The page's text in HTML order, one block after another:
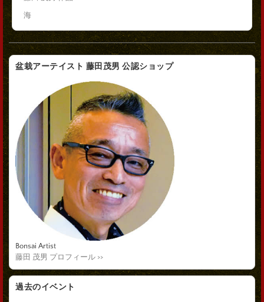
海
盆栽アーテイスト 藤田茂男 公認ショップ
Bonsai Artist
藤田 茂男 プロフィール >>
過去のイベント